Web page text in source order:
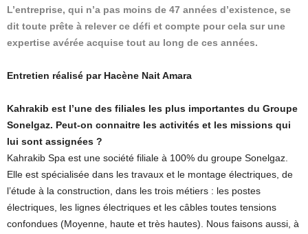
L’entreprise, qui n’a pas moins de 47 années d’existence, se
dit toute prête à relever ce défi et compte pour cela sur une
expertise avérée acquise tout au long de ces années.
Entretien réalisé par Hacène Nait Amara
Kahrakib est l’une des filiales les plus importantes du Groupe
Sonelgaz. Peut-on connaitre les activités et les missions qui
lui sont assignées ?
Kahrakib Spa est une société filiale à 100% du groupe Sonelgaz.
Elle est spécialisée dans les travaux et le montage électriques, de
l’étude à la construction, dans les trois métiers : les postes
électriques, les lignes électriques et les câbles toutes tensions
confondues (Moyenne, haute et très hautes). Nous faisons aussi, à